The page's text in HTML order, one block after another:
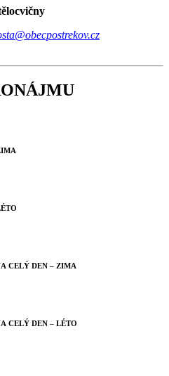
CELÝ DEN – ZIMA
CELÝ DEN – LÉTO
/ den